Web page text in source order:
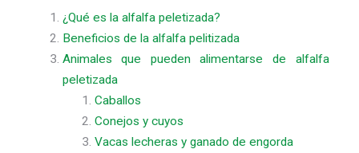
¿Qué es la alfalfa peletizada?
Beneficios de la alfalfa pelitizada
Animales que pueden alimentarse de alfalfa
peletizada
Caballos
Conejos y cuyos
Vacas lecheras y ganado de engorda